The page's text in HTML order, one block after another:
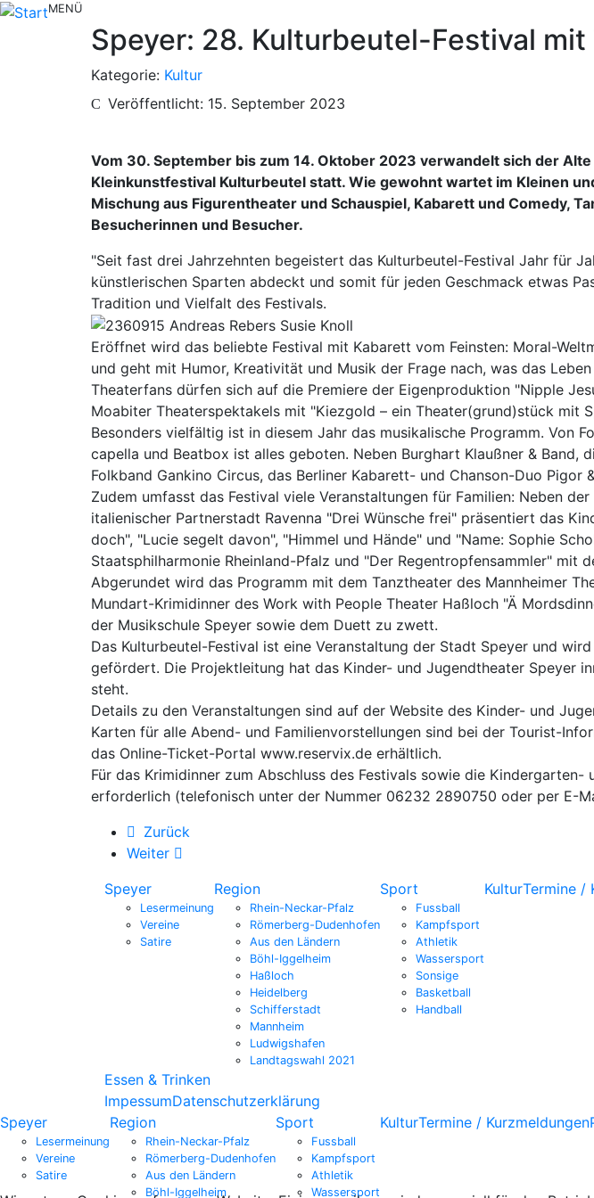
MENÜ
Speyer: 28. Kulturbeutel-Festival
Kategorie: Kultur
Veröffentlicht: 15. September 2023
Vom 30. September bis zum 14. Oktober 2023 verwandelt sich der
Kleinkunstfestival Kulturbeutel statt. Wie gewohnt wartet im Kleinen
Mischung aus Figurentheater und Schauspiel, Kabarett und Comedy,
Besucherinnen und Besucher.
"Seit fast drei Jahrzehnten begeistert das Kulturbeutel-Festival Jahr für
künstlerischen Sparten abdeckt und somit für jeden Geschmack etwas
Tradition und Vielfalt des Festivals.
Eröffnet wird das beliebte Festival mit Kabarett vom Feinsten: Moral-
und geht mit Humor, Kreativität und Musik der Frage nach, was das
Theaterfans dürfen sich auf die Premiere der Eigenproduktion "Nipple
Moabiter Theaterspektakels mit "Kiezgold – ein Theater(grund)stück mit
Besonders vielfältig ist in diesem Jahr das musikalische Programm. Von
capella und Beatbox ist alles geboten. Neben Burghart Klaußner & Band,
Folkband Gankino Circus, das Berliner Kabarett- und Chanson-Duo
Zudem umfasst das Festival viele Veranstaltungen für Familien: Neben
italienischer Partnerstadt Ravenna "Drei Wünsche frei" präsentiert das
doch", "Lucie segelt davon", "Himmel und Hände" und "Name: Sophie
Staatsphilharmonie Rheinland-Pfalz und "Der Regentropfensammler" mit
Abgerundet wird das Programm mit dem Tanztheater des Mannheimer
Mundart-Krimidinner des Work with People Theater Haßloch "Ä
der Musikschule Speyer sowie dem Duett zu zwett.
Das Kulturbeutel-Festival ist eine Veranstaltung der Stadt Speyer und
gefördert. Die Projektleitung hat das Kinder- und Jugendtheater Speyer
steht.
Details zu den Veranstaltungen sind auf der Website des Kinder- und
Karten für alle Abend- und Familienvorstellungen sind bei der Tourist-
das Online-Ticket-Portal www.reservix.de erhältlich.
Für das Krimidinner zum Abschluss des Festivals sowie die
erforderlich (telefonisch unter der Nummer 06232 2890750 oder per E-
Zurück
Weiter
Speyer
Lesermeinung
Vereine
Satire
Region
Rhein-Neckar-Pfalz
Römerberg-Dudenhofen
Aus den Ländern
Böhl-Iggelheim
Haßloch
Heidelberg
Schifferstadt
Mannheim
Ludwigshafen
Landtagswahl 2021
Sport
Fussball
Kampfsport
Athletik
Wassersport
Sonsige
Basketball
Handball
KulturTermine /
Essen & Trinken
ImpessumDatenschutzerklärung
Speyer
Lesermeinung
Vereine
Satire
Region
Rhein-Neckar-Pfalz
Römerberg-Dudenhofen
Aus den Ländern
Böhl-Iggelheim
Sport
Fussball
Kampfsport
Athletik
Wassersport
KulturTermine / Kurzmeldungen